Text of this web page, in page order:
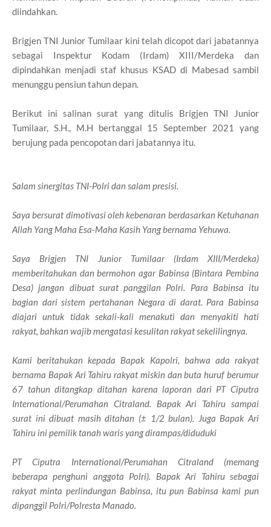
diindahkan.
Brigjen TNI Junior Tumilaar kini telah dicopot dari jabatannya
sebagai Inspektur Kodam (Irdam) XIII/Merdeka dan
dipindahkan menjadi staf khusus KSAD di Mabesad sambil
menunggu pensiun tahun depan.
Berikut ini salinan surat yang ditulis Brigjen TNI Junior
Tumilaar, S.H., M.H bertanggal 15 September 2021 yang
berujung pada pencopotan dari jabatannya itu.
Salam sinergitas TNI-Polri dan salam presisi.
Saya bersurat dimotivasi oleh kebenaran berdasarkan Ketuhanan
Allah Yang Maha Esa-Maha Kasih Yang bernama Yehuwa.
Saya Brigjen TNI Junior Tumilaar (Irdam XIII/Merdeka)
memberitahukan dan bermohon agar Babinsa (Bintara Pembina
Desa) jangan dibuat surat panggilan Polri. Para Babinsa itu
bagian dari sistem pertahanan Negara di darat. Para Babinsa
diajari untuk tidak sekali-kali menakuti dan menyakiti hati
rakyat, bahkan wajib mengatasi kesulitan rakyat sekelilingnya.
Kami beritahukan kepada Bapak Kapolri, bahwa ada rakyat
bernama Bapak Ari Tahiru rakyat miskin dan buta huruf berumur
67 tahun ditangkap ditahan karena laporan dari PT Ciputra
International/Perumahan Citraland. Bapak Ari Tahiru sampai
surat ini dibuat masih ditahan (± 1/2 bulan). Juga Bapak Ari
Tahiru ini pemilik tanah waris yang dirampas/diduduki
PT Ciputra International/Perumahan Citraland (memang
beberapa penghuni anggota Polri). Bapak Ari Tahiru sebagai
rakyat minta perlindungan Babinsa, itu pun Babinsa kami pun
dipanggil Polri/Polresta Manado.